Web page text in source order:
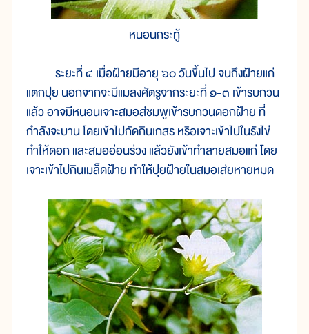
หนอนกระทู้
ระยะที่ ๔ เมื่อฝ้ายมีอายุ ๖๐ วันขึ้นไป จนถึงฝ้ายแก่
แตกปุย นอกจากจะมีแมลงศัตรูจากระยะที่ ๑-๓ เข้ารบกวน
แล้ว อาจมีหนอนเจาะสมอสีชมพูเข้ารบกวนดอกฝ้าย ที่
กำลังจะบาน โดยเข้าไปกัดกินเกสร หริอเจาะเข้าไปในรังไข่
ทำให้ดอก และสมออ่อนร่วง แล้วยังเข้าทำลายสมอแก่ โดย
เจาะเข้าไปกินเมล็ดฝ้าย ทำให้ปุยฝ้ายในสมอเสียหายหมด